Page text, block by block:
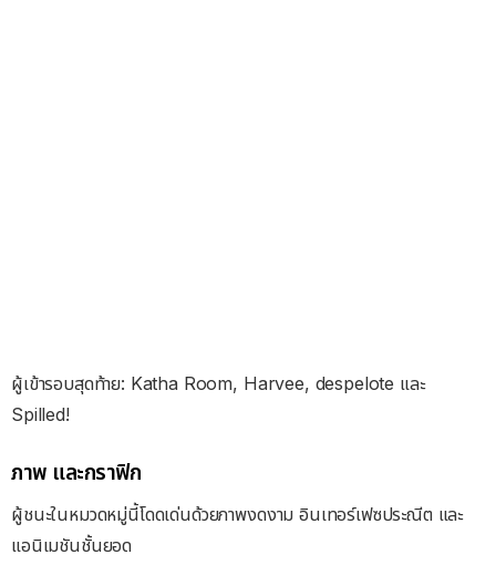
ผู้เข้ารอบสุดท้าย: Katha Room, Harvee, despelote และ
Spilled!
ภาพ และกราฟิก
ผู้ชนะในหมวดหมู่นี้โดดเด่นด้วยภาพงดงาม อินเทอร์เฟซประณีต และ
แอนิเมชันชั้นยอด